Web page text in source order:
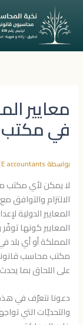
المحتوى
معايير
في مكتب
بواسطة accountants
لا يمكن لأي مكتب
المعايير كونها
المملكة أو أي بلد
مكتب محاسب
على اللحاق بما
دعونا نتعرّف في
والتحديّات التي